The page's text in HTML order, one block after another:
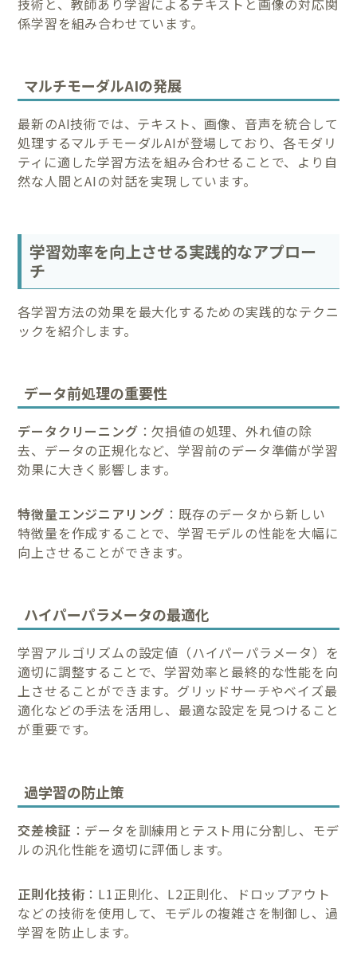
技術と、教師あり学習によるテキストと画像の対応関
係学習を組み合わせています。
マルチモーダルAIの発展
最新のAI技術では、テキスト、画像、音声を統合して
処理するマルチモーダルAIが登場しており、各モダリ
ティに適した学習方法を組み合わせることで、より自
然な人間とAIの対話を実現しています。
学習効率を向上させる実践的なアプロー
チ
各学習方法の効果を最大化するための実践的なテクニ
ックを紹介します。
データ前処理の重要性
データクリーニング ：欠損値の処理、外れ値の除
去、データの正規化など、学習前のデータ準備が学習
効果に大きく影響します。
特徴量エンジニアリング ：既存のデータから新しい
特徴量を作成することで、学習モデルの性能を大幅に
向上させることができます。
ハイパーパラメータの最適化
学習アルゴリズムの設定値（ハイパーパラメータ）を
適切に調整することで、学習効率と最終的な性能を向
上させることができます。グリッドサーチやベイズ最
適化などの手法を活用し、最適な設定を見つけること
が重要です。
過学習の防止策
交差検証 ：データを訓練用とテスト用に分割し、モデ
ルの汎化性能を適切に評価します。
正則化技術 ：L1正則化、L2正則化、ドロップアウト
などの技術を使用して、モデルの複雑さを制御し、過
学習を防止します。